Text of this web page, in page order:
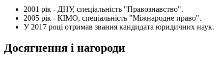
2001 рік - ДНУ, спеціальність "Правознавство".
2005 рік - КІМО, спеціальність "Міжнародне право".
У 2017 році отримав звання кандидата юридичних наук.
Досягнення і нагороди